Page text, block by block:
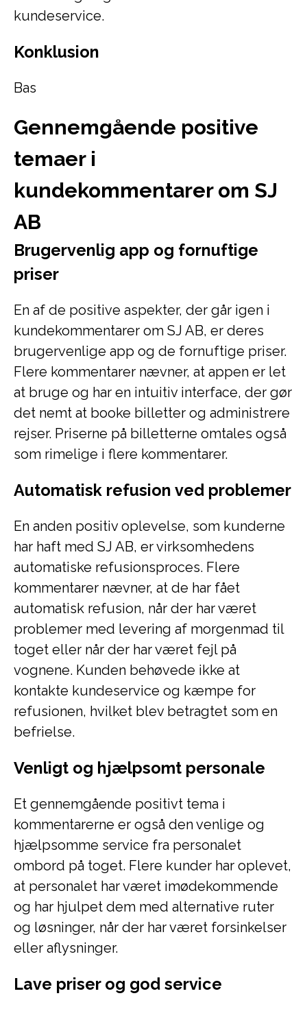
kundeservice.
Konklusion
Bas
Gennemgående positive
temaer i
kundekommentarer om SJ
AB
Brugervenlig app og fornuftige
priser
En af de positive aspekter, der går igen i
kundekommentarer om SJ AB, er deres
brugervenlige app og de fornuftige priser.
Flere kommentarer nævner, at appen er let
at bruge og har en intuitiv interface, der gør
det nemt at booke billetter og administrere
rejser. Priserne på billetterne omtales også
som rimelige i flere kommentarer.
Automatisk refusion ved problemer
En anden positiv oplevelse, som kunderne
har haft med SJ AB, er virksomhedens
automatiske refusionsproces. Flere
kommentarer nævner, at de har fået
automatisk refusion, når der har været
problemer med levering af morgenmad til
toget eller når der har været fejl på
vognene. Kunden behøvede ikke at
kontakte kundeservice og kæmpe for
refusionen, hvilket blev betragtet som en
befrielse.
Venligt og hjælpsomt personale
Et gennemgående positivt tema i
kommentarerne er også den venlige og
hjælpsomme service fra personalet
ombord på toget. Flere kunder har oplevet,
at personalet har været imødekommende
og har hjulpet dem med alternative ruter
og løsninger, når der har været forsinkelser
eller aflysninger.
Lave priser og god service